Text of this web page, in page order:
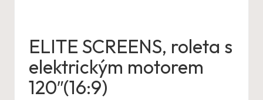
ELITE SCREENS, roleta s
elektrickým motorem
120″(16:9)